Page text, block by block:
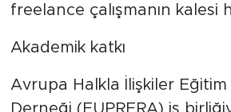
freelance çalışmanın kalesi
Akademik katkı
Avrupa Halkla İlişkiler Eğitim
Derneği (EUPRERA) iş